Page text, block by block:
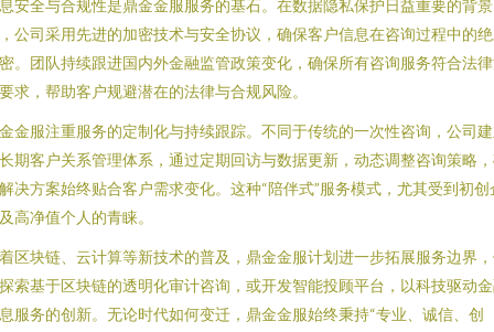
安全与合规性是鼎金金服服务的基石。在数据隐私保护日益重要的背景
公司采用先进的加密技术与安全协议，确保客户信息在咨询过程中的
。团队持续跟进国内外金融监管政策变化，确保所有咨询服务符合法
求，帮助客户规避潜在的法律与合规风险。
金服注重服务的定制化与持续跟踪。不同于传统的一次性咨询，公司
期客户关系管理体系，通过定期回访与数据更新，动态调整咨询策略
决方案始终贴合客户需求变化。这种“陪伴式”服务模式，尤其受到初创
高净值个人的青睐。
区块链、云计算等新技术的普及，鼎金金服计划进一步拓展服务边界
索基于区块链的透明化审计咨询，或开发智能投顾平台，以科技驱动
服务的创新。无论时代如何变迁，鼎金金服始终秉持“专业、诚信、创